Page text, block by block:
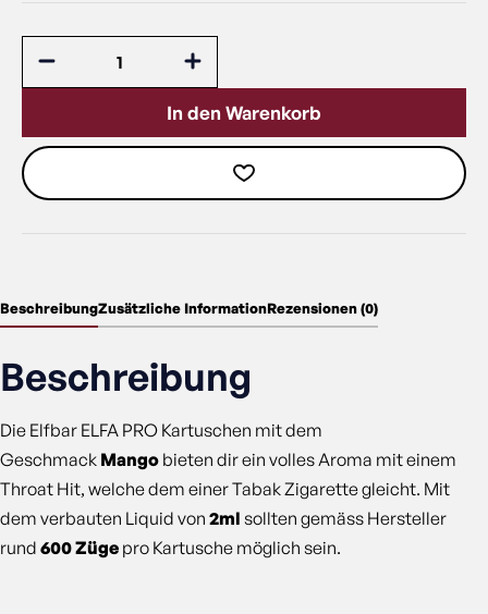
In den Warenkorb
BeschreibungZusätzliche InformationRezensionen (0)
Beschreibung
Die Elfbar ELFA PRO Kartuschen mit dem
Geschmack Mango bieten dir ein volles Aroma mit einem
Throat Hit, welche dem einer Tabak Zigarette gleicht. Mit
dem verbauten Liquid von 2ml sollten gemäss Hersteller
rund 600 Züge pro Kartusche möglich sein.